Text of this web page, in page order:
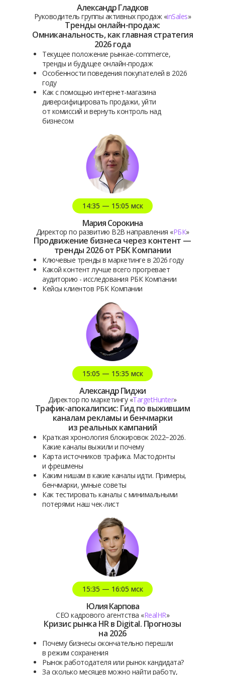
Александр Гладков
Руководитель группы активных продаж «inSales»
Тренды онлайн-продаж:
Омниканальность, как главная стратегия
2026 года
Текущее положение рынкаe-commerce,
тренды и будущее онлайн-продаж
Особенности поведения покупателей в 2026
году
Как с помощью интернет-магазина
диверсифицировать продажи, уйти
от комиссий и вернуть контроль над
бизнесом
Мария Сорокина
Директор по развитию B2B направления «РБК»
Продвижение бизнеса через контент —
тренды 2026 от РБК Компании
Ключевые тренды в маркетинге в 2026 году
Какой контент лучше всего прогревает
аудиторию - исследования РБК Компании
Кейсы клиентов РБК Компании
14:35 — 15:05 мск
Александр Пиджи
Директор по маркетингу «TargetHunter»
Трафик-апокалипсис: Гид по выжившим
каналам рекламы и бенчмарки
из реальных кампаний
Краткая хронология блокировок 2022−2026.
Какие каналы выжили и почему
Карта источников трафика. Мастодонты
и фрешмены
Каким нишам в какие каналы идти. Примеры,
бенчмарки, умные советы
Как тестировать каналы с минимальными
потерями: наш чек-лист
15:05 — 15:35 мск
Юлия Карпова
CEO кадрового агентства «RealHR»
Кризис рынка HR в Digital. Прогнозы
на 2026
Почему бизнесы окончательно перешли
в режим сохранения
Рынок работодателя или рынок кандидата?
За сколько месяцев можно найти работу,
15:35 — 16:05 мск